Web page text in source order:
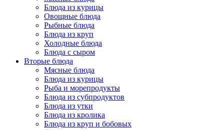
Блюда из курицы
Овощные блюда
Рыбные блюда
Блюда из круп
Холодные блюда
Блюда с сыром
Вторые блюда
Мясные блюда
Блюда из курицы
Рыба и морепродукты
Блюда из субпродуктов
Блюда из утки
Блюда из кролика
Блюда из круп и бобовых